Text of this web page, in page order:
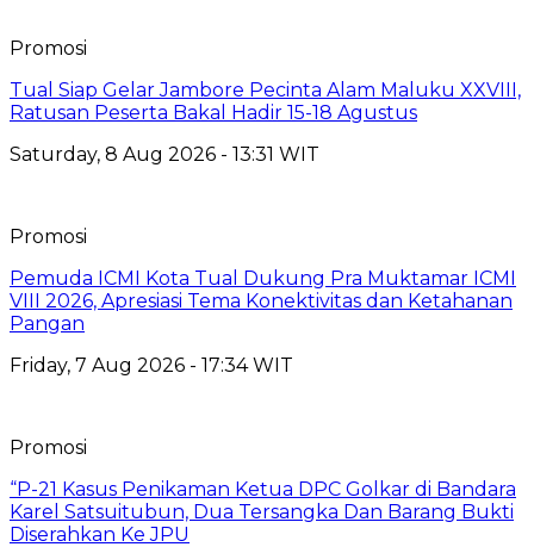
Promosi
Tual Siap Gelar Jambore Pecinta Alam Maluku XXVIII,
Ratusan Peserta Bakal Hadir 15-18 Agustus
Saturday, 8 Aug 2026 - 13:31 WIT
Promosi
Pemuda ICMI Kota Tual Dukung Pra Muktamar ICMI
VIII 2026, Apresiasi Tema Konektivitas dan Ketahanan
Pangan
Friday, 7 Aug 2026 - 17:34 WIT
Promosi
“P-21 Kasus Penikaman Ketua DPC Golkar di Bandara
Karel Satsuitubun, Dua Tersangka Dan Barang Bukti
Diserahkan Ke JPU